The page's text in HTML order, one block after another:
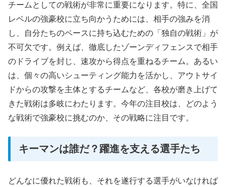
チームとしての戦術が非常に重要になります。特に、全国
レベルの強豪校に立ち向かうためには、相手の強みを消
し、自分たちのペースに持ち込むための「独自の戦術」が
不可欠です。例えば、徹底したゾーンディフェンスで相手
のドライブを封じ、速攻から得点を重ねるチーム。あるい
は、個々の高いシューティング能力を活かし、アウトサイ
ドからの攻撃を主体とするチームなど、各校が磨き上げて
きた戦術は多岐にわたります。今年の注目校は、どのよう
な戦術で強豪校に挑むのか、その戦略に注目です。
キーマンは誰だ？躍進を支える選手たち
どんなに優れた戦術も、それを遂行する選手がいなければ